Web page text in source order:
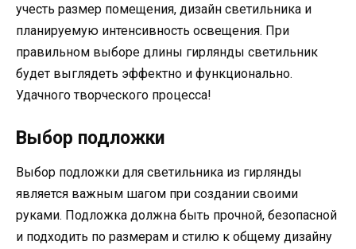
учесть размер помещения, дизайн светильника и
планируемую интенсивность освещения. При
правильном выборе длины гирлянды светильник
будет выглядеть эффектно и функционально.
Удачного творческого процесса!
Выбор подложки
Выбор подложки для светильника из гирлянды
является важным шагом при создании своими
руками. Подложка должна быть прочной, безопасной
и подходить по размерам и стилю к общему дизайну